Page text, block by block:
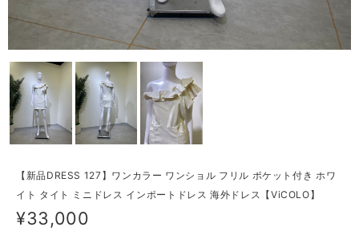
【新品DRESS 127】ワンカラー ワンショル フリル ポケット付き ホワ
イト タイト ミニドレス インポートドレス 海外ドレス【ViCOLO】
¥33,000